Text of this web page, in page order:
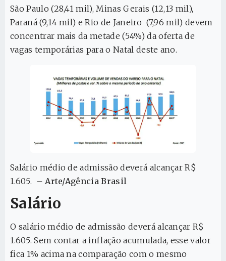
São Paulo (28,41 mil), Minas Gerais (12,13 mil),
Paraná (9,14 mil) e Rio de Janeiro (7,96 mil) devem
concentrar mais da metade (54%) da oferta de
vagas temporárias para o Natal deste ano.
Salário médio de admissão deverá alcançar R$
1.605. – Arte/Agência Brasil
Salário
O salário médio de admissão deverá alcançar R$
1.605. Sem contar a inflação acumulada, esse valor
fica 1% acima na comparação com o mesmo